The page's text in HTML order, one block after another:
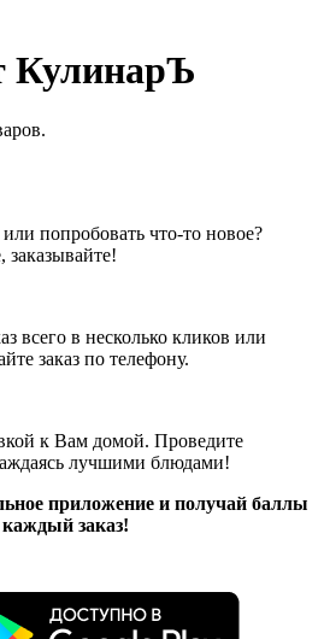
КулинарЪ
попробовать что-то новое?
всего в несколько кликов или
заказ по телефону.
к Вам домой. Проведите
лучшими блюдами!
приложение и получай баллы
каждый заказ!